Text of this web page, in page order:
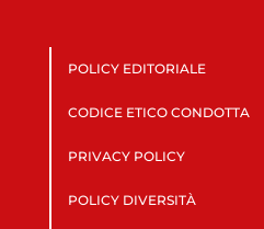
POLICY EDITORIALE
CODICE ETICO CONDOTTA
PRIVACY POLICY
POLICY DIVERSITÀ